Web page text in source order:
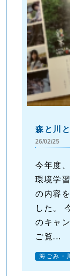
森と川
26/02/25
今年度
環境学
の内容
した。
のキャ
ご覧...
海ごみ・